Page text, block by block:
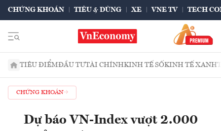
CHỨNG KHOÁN TIÊU & DÙNG XE VNE TV TECH
TIÊU ĐIỂMĐẦU TƯTÀI CHÍNHKINH TẾ SỐKINH TẾ XANH
CHỨNG KHOÁN
Dự báo VN-Index vượt 2.000